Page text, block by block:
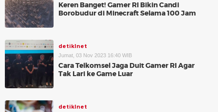
Keren Banget! Gamer RI Bikin Candi
Borobudur di Minecraft Selama 100 Jam
detikInet
Jumat, 03 Nov 2023 16:40 WIB
Cara Telkomsel Jaga Duit Gamer RI Agar
Tak Lari ke Game Luar
detikInet